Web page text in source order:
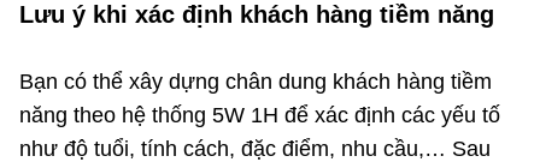
Lưu ý khi xác định khách hàng tiềm năng
Bạn có thể xây dựng chân dung khách hàng tiềm
năng theo hệ thống 5W 1H để xác định các yếu tố
như độ tuổi, tính cách, đặc điểm, nhu cầu,… Sau